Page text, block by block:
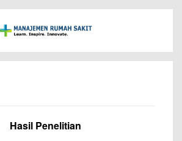
Hasil Penelitian